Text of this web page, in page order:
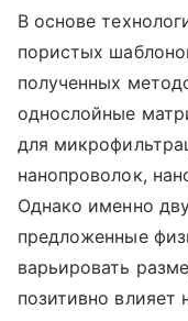
В основе
пористых
полученных
однослойные
для
нанопроволок,
Однако именно
предложенные
варьировать
позитивно влияет